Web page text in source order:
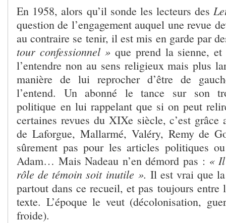
En 1958, alors qu’il sonde les lecteurs des
question de l’engagement auquel une revue
au contraire se tenir, il est mis en garde par
tour confessionnel » que prend la sienne,
l’entendre non au sens religieux mais plus
manière de lui reprocher d’être de
l’entend. Un abonné le tance sur son
politique en lui rappelant que si on peut
certaines revues du XIXe siècle, c’est grâce
de Laforgue, Mallarmé, Valéry, Remy de
sûrement pas pour les articles politiques
Adam… Mais Nadeau n’en démord pas : «
rôle de témoin soit inutile ». Il est vrai que
partout dans ce recueil, et pas toujours entre
texte. L’époque le veut (décolonisation,
froide).